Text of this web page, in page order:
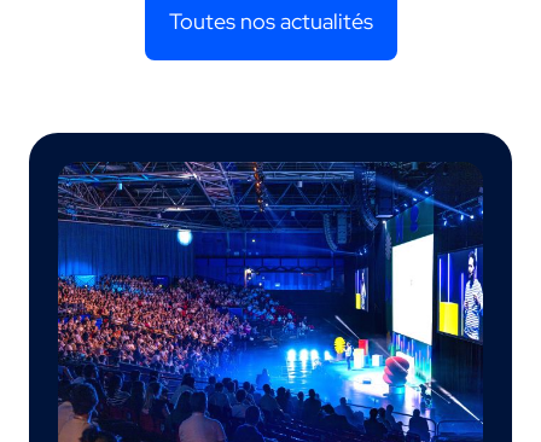
Toutes nos actualités